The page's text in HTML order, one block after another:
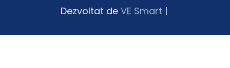
Dezvoltat de VE Smart |